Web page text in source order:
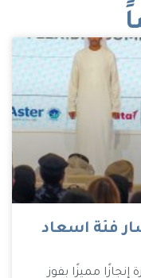
فئة اسعاد
مميزًا بفوز